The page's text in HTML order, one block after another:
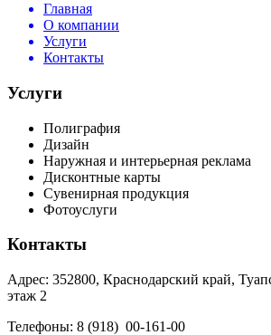
Главная
О компании
Услуги
Контакты
Услуги
Полиграфия
Дизайн
Наружная и интерьерная реклама
Дисконтные карты
Сувенирная продукция
Фотоуслуги
Контакты
Адрес: 352800, Краснодарский край,
этаж 2
Телефоны: 8 (918) 00-161-00